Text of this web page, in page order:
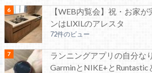
【WEB内覧会】祝・お家
ンはLIXILのアレスタ
72件のビュー
ランニングアプリの自分な
GarminとNIKE+とRuntastic